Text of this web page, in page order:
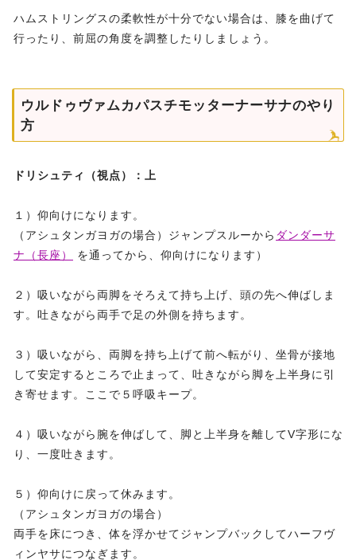
ハムストリングスの柔軟性が十分でない場合は、膝を曲げて
行ったり、前屈の角度を調整したりしましょう。
ウルドゥヴァムカパスチモッターナーサナのやり
方
ドリシュティ（視点）：上
１）仰向けになります。
（アシュタンガヨガの場合）ジャンプスルーから ダンダーサ
ナ（長座）
を通ってから、仰向けになります）
２）吸いながら両脚をそろえて持ち上げ、頭の先へ伸ばしま
す。吐きながら両手で足の外側を持ちます。
３）吸いながら、両脚を持ち上げて前へ転がり、坐骨が接地
して安定するところで止まって、吐きながら脚を上半身に引
き寄せます。ここで５呼吸キープ。
４）吸いながら腕を伸ばして、脚と上半身を離してV字形にな
り、一度吐きます。
５）仰向けに戻って休みます。
（アシュタンガヨガの場合）
両手を床につき、体を浮かせてジャンプバックしてハーフヴ
ィンヤサにつなぎます。